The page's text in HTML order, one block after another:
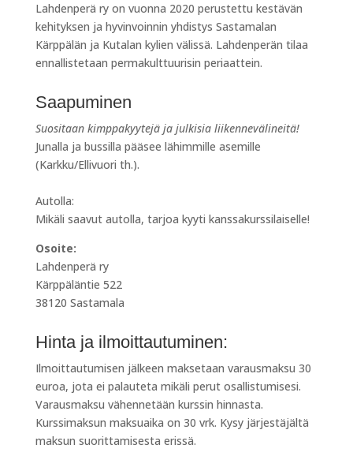
Lahdenperä ry on vuonna 2020 perustettu kestävän
kehityksen ja hyvinvoinnin yhdistys Sastamalan
Kärppälän ja Kutalan kylien välissä. Lahdenperän tilaa
ennallistetaan permakulttuurisin periaattein.
Saapuminen
Suositaan kimppakyytejä ja julkisia liikennevälineitä!
Junalla ja bussilla pääsee lähimmille asemille
(Karkku/Ellivuori th.).
Autolla:
Mikäli saavut autolla, tarjoa kyyti kanssakurssilaiselle!
Osoite:
Lahdenperä ry
Kärppäläntie 522
38120 Sastamala
Hinta ja ilmoittautuminen:
Ilmoittautumisen jälkeen maksetaan varausmaksu 30
euroa, jota ei palauteta mikäli perut osallistumisesi.
Varausmaksu vähennetään kurssin hinnasta.
Kurssimaksun maksuaika on 30 vrk. Kysy järjestäjältä
maksun suorittamisesta erissä.